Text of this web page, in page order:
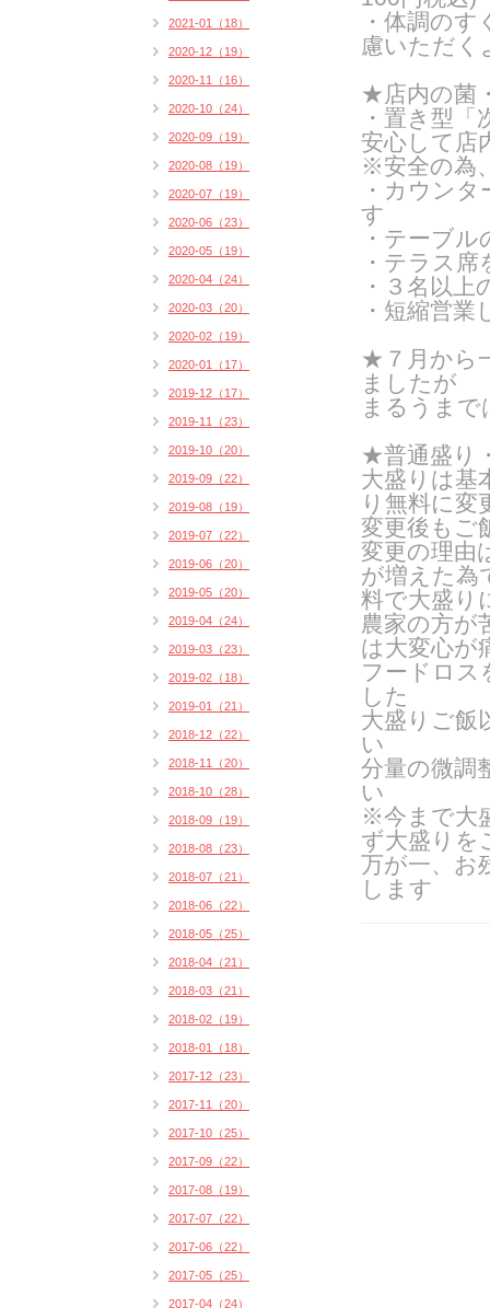
・体調の
慮いただく
★店内の菌
・置き型
安心して店
※安全の為
・カウン
す
・テーブ
・テラス
・３名以
・短縮営業
★７月から
ましたが
まるうま
★普通盛り
大盛りは基
り無料に変
変更後もご
変更の理由
が増えた為
料で大盛り
農家の方が
は大変心が
フードロス
した
大盛りご飯
い
分量の微調
い
※今まで大
ず大盛りを
万が一、お
します
2021-01（18）
2020-12（19）
2020-11（16）
2020-10（24）
2020-09（19）
2020-08（19）
2020-07（19）
2020-06（23）
2020-05（19）
2020-04（24）
2020-03（20）
2020-02（19）
2020-01（17）
2019-12（17）
2019-11（23）
2019-10（20）
2019-09（22）
2019-08（19）
2019-07（22）
2019-06（20）
2019-05（20）
2019-04（24）
2019-03（23）
2019-02（18）
2019-01（21）
2018-12（22）
2018-11（20）
2018-10（28）
2018-09（19）
2018-08（23）
2018-07（21）
2018-06（22）
2018-05（25）
2018-04（21）
2018-03（21）
2018-02（19）
2018-01（18）
2017-12（23）
2017-11（20）
2017-10（25）
2017-09（22）
2017-08（19）
2017-07（22）
2017-06（22）
2017-05（25）
2017-04（24）